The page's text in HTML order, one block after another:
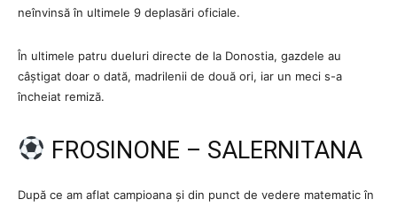
neînvinsă în ultimele 9 deplasări oficiale.
În ultimele patru dueluri directe de la Donostia, gazdele au
câștigat doar o dată, madrilenii de două ori, iar un meci s-a
încheiat remiză.
FROSINONE – SALERNITANA
După ce am aflat campioana și din punct de vedere matematic în